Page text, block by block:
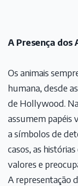
A Presença dos
Os animais
humana, desde
de Hollywood.
assumem papéis
a símbolos de
casos, as
valores e
A representação